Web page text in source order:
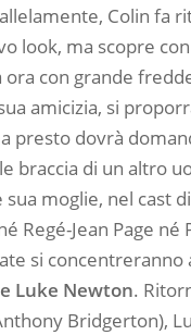
Colin fa
look, ma scopre
con grande
amicizia, si
presto dovrà
braccia di un altro
sua moglie, nel cast
Regé-Jean Page né
si concentreranno
Luke Newton.
Bridgerton),